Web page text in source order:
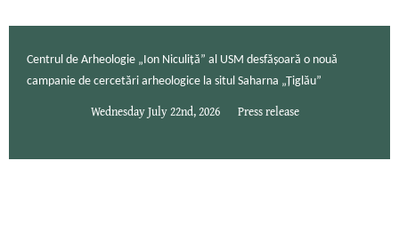
Centrul de Arheologie „Ion Niculiță” al USM desfășoară o nouă
campanie de cercetări arheologice la situl Saharna „Țiglău”
Wednesday July 22nd, 2026 Press release